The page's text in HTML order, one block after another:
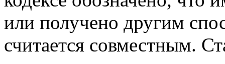
или получено другим
считается совместным.